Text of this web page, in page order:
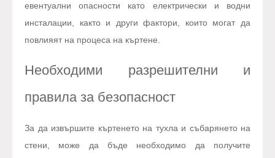
евентуални опасности като електрически и водни
инсталации, както и други фактори, които могат да
повлияят на процеса на къртене.
Необходими разрешителни и
правила за безопасност
За да извършите къртенето на тухла и събарянето на
стени, може да бъде необходимо да получите